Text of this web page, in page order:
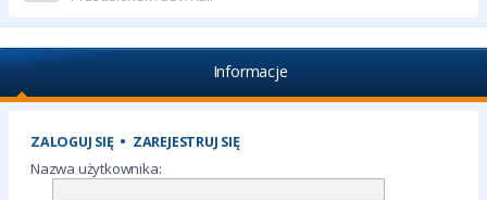
Informacje
ZALOGUJ SIĘ• ZAREJESTRUJ SIĘ
Nazwa użytkownika: